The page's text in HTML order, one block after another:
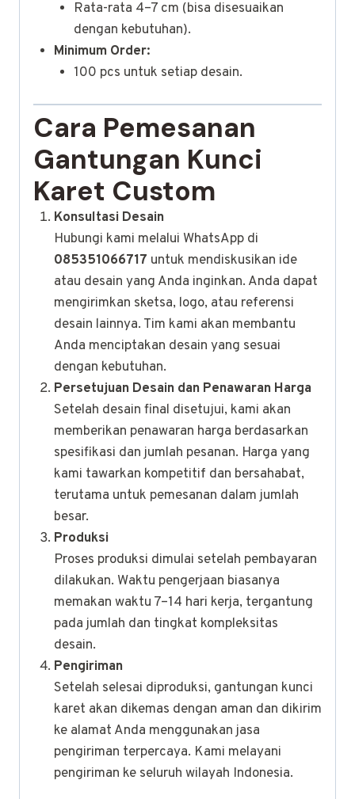
Rata-rata 4–7 cm (bisa disesuaikan
dengan kebutuhan).
Minimum Order:
100 pcs untuk setiap desain.
Cara Pemesanan
Gantungan Kunci
Karet Custom
Konsultasi Desain
Hubungi kami melalui WhatsApp di
085351066717 untuk mendiskusikan ide
atau desain yang Anda inginkan. Anda dapat
mengirimkan sketsa, logo, atau referensi
desain lainnya. Tim kami akan membantu
Anda menciptakan desain yang sesuai
dengan kebutuhan.
Persetujuan Desain dan Penawaran Harga
Setelah desain final disetujui, kami akan
memberikan penawaran harga berdasarkan
spesifikasi dan jumlah pesanan. Harga yang
kami tawarkan kompetitif dan bersahabat,
terutama untuk pemesanan dalam jumlah
besar.
Produksi
Proses produksi dimulai setelah pembayaran
dilakukan. Waktu pengerjaan biasanya
memakan waktu 7–14 hari kerja, tergantung
pada jumlah dan tingkat kompleksitas
desain.
Pengiriman
Setelah selesai diproduksi, gantungan kunci
karet akan dikemas dengan aman dan dikirim
ke alamat Anda menggunakan jasa
pengiriman terpercaya. Kami melayani
pengiriman ke seluruh wilayah Indonesia.